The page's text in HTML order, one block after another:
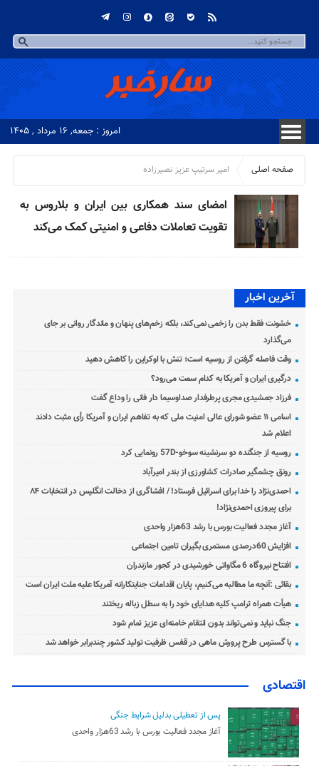
امروز : جمعه, ۱۶ مرداد , ۱۴۰۵
صفحه اصلی امیر سرتیپ عزیز نصیرزاده
امضای سند همکاری بین ایران و بلاروس به
تقویت تعاملات دفاعی و امنیتی کمک می‌کند
آخرین اخبار
خشونت فقط بدن را زخمی نمی‌کند، بلکه زخم‌های پنهان و ماندگار روانی بر جای
می‌گذارد
وقت فاصله گرفتن از روسیه است؛ تنش با اوکراین را کاهش دهید
درگیری ایران و آمریکا به کدام سمت می‌رود؟
فرزاد جمشیدی مجری پرطرفدار صداوسیما دار فانی را وداع گفت
اسامی ۱۱ عضو شورای عالی امنیت ملی که به تفاهم ایران و آمریکا رأی مثبت دادند
اعلام شد
روسیه از جنگنده دو سرنشینه سوخو-57D رونمایی کرد
رونق چشمگیر صادرات کشاورزی از بندر امیرآباد
احمدی‌نژاد را خدا برای اسرائیل فرستاد! / افشاگری از دخالت انگلیس در انتخابات ۸۴
برای پیروزی احمدی‌نژاد!
آغاز مجدد فعالیت بورس با رشد 63هزار واحدی
افزایش 60درصدی مستمری بگیران تامین اجتماعی
افتتاح نیروگاه 6 مگاواتی خورشیدی در کجور مازندران
بقائی :آنچه ما مطالبه می‌کنیم، پایان اقدامات جنایتکارانه آمریکا علیه ملت ایران است
هیأت همراه ترامپ کلیه هدایای خود را به سطل زباله ریختند
جنگ نباید و نمی‌تواند بدون انتقام خامنه‌ای عزیز تمام شود
با گسترس طرح پرورش ماهی در قفس ظرفیت تولید کشور چندبرابر خواهد شد
اقتصادی
پس از تعطیلی بدلیل شرایط جنگی
آغاز مجدد فعالیت بورس با رشد 63هزار واحدی